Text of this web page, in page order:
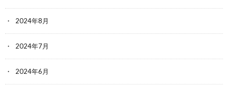
2024年8月
2024年7月
2024年6月